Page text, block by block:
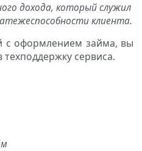
дохода, который служил
клиента.
с оформлением займа, вы
сервиса.